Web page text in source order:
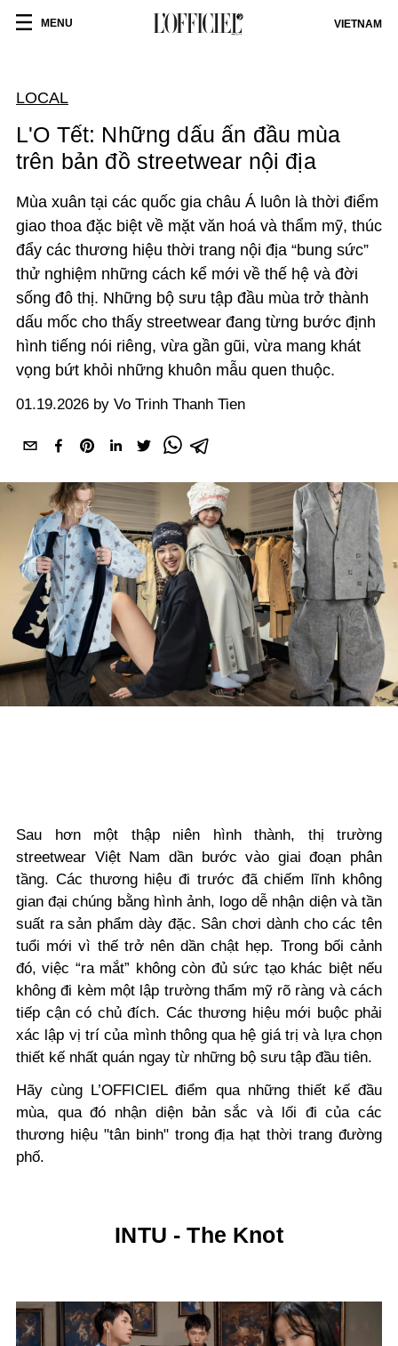
MENU VIETNAM
LOCAL
L'O Tết: Những dấu ấn đầu mùa
trên bản đồ streetwear nội địa
Mùa xuân tại các quốc gia châu Á luôn là thời điểm
giao thoa đặc biệt về mặt văn hoá và thẩm mỹ, thúc
đẩy các thương hiệu thời trang nội địa “bung sức”
thử nghiệm những cách kể mới về thế hệ và đời
sống đô thị. Những bộ sưu tập đầu mùa trở thành
dấu mốc cho thấy streetwear đang từng bước định
hình tiếng nói riêng, vừa gần gũi, vừa mang khát
vọng bứt khỏi những khuôn mẫu quen thuộc.
01.19.2026 by Vo Trinh Thanh Tien
Sau hơn một thập niên hình thành, thị trường
streetwear Việt Nam dần bước vào giai đoạn phân
tầng. Các thương hiệu đi trước đã chiếm lĩnh không
gian đại chúng bằng hình ảnh, logo dễ nhận diện và tần
suất ra sản phẩm dày đặc. Sân chơi dành cho các tên
tuổi mới vì thế trở nên dần chật hẹp. Trong bối cảnh
đó, việc “ra mắt” không còn đủ sức tạo khác biệt nếu
không đi kèm một lập trường thẩm mỹ rõ ràng và cách
tiếp cận có chủ đích. Các thương hiệu mới buộc phải
xác lập vị trí của mình thông qua hệ giá trị và lựa chọn
thiết kế nhất quán ngay từ những bộ sưu tập đầu tiên.
Hãy cùng L’OFFICIEL điểm qua những thiết kế đầu
mùa, qua đó nhận diện bản sắc và lối đi của các
thương hiệu "tân binh" trong địa hạt thời trang đường
phố.
INTU - The Knot